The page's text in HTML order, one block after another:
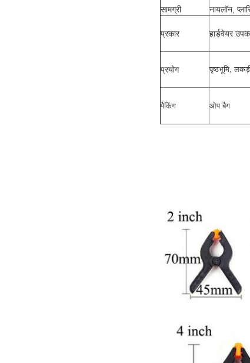
सामग्री नायलॉन,
प्रकार हार्डवेयर
प्रयोग पृष्ठभूमि,
पैकिंग ओप बैग